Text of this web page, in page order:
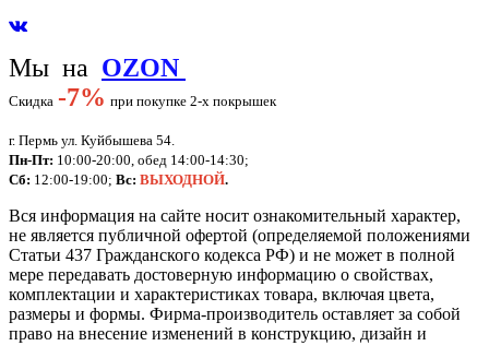
Мы на OZON
Скидка -7% при покупке 2-х покрышек
г. Пермь ул. Куйбышева 54.
Пн-Пт: 10:00-20:00, обед 14:00-14:30;
Сб: 12:00-19:00; Вс: ВЫХОДНОЙ.
Вся информация на сайте носит ознакомительный характер,
не является публичной офертой (определяемой положениями
Статьи 437 Гражданского кодекса РФ) и не может в полной
мере передавать достоверную информацию о свойствах,
комплектации и характеристиках товара, включая цвета,
размеры и формы. Фирма-производитель оставляет за собой
право на внесение изменений в конструкцию, дизайн и